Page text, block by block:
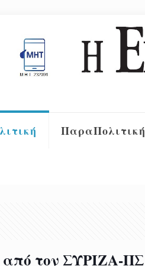
ΠαραΠολιτική
τον ΣΥΡΙΖΑ-ΠΣ